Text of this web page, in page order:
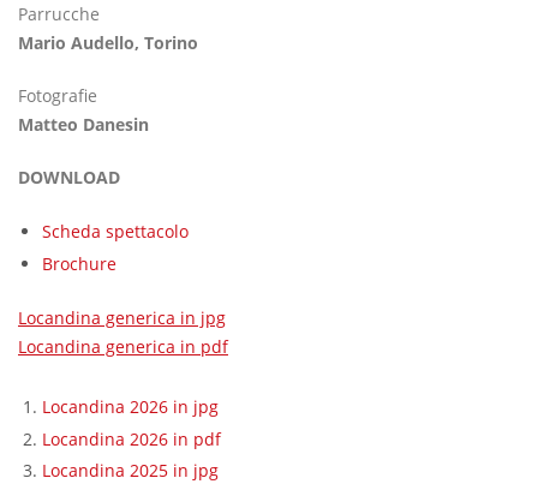
Parrucche
Mario Audello, Torino
Fotografie
Matteo Danesin
DOWNLOAD
Scheda spettacolo
Brochure
Locandina generica in jpg
Locandina generica in pdf
Locandina 2026 in jpg
Locandina 2026 in pdf
Locandina 2025 in jpg